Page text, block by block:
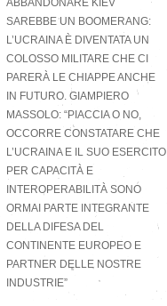
ABBANDONARE KIEV
SAREBBE UN BOOMERANG:
L’UCRAINA È DIVENTATA UN
COLOSSO MILITARE CHE CI
PARERÀ LE CHIAPPE ANCHE
IN FUTURO. GIAMPIERO
MASSOLO: “PIACCIA O NO,
OCCORRE CONSTATARE CHE
L’UCRAINA E IL SUO ESERCITO
PER CAPACITÀ E
INTEROPERABILITÀ SONO
ORMAI PARTE INTEGRANTE
DELLA DIFESA DEL
CONTINENTE EUROPEO E
PARTNER DELLE NOSTRE
INDUSTRIE”